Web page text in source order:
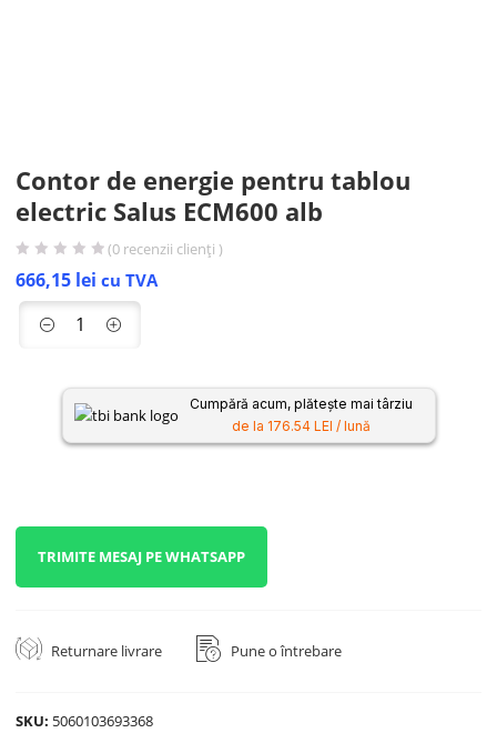
Contor de energie pentru tablou
electric Salus ECM600 alb
(0 recenzii clienți )
666,15 lei cu TVA
Cumpără acum, plătește mai târziu
de la 176.54 LEI / lună
TRIMITE MESAJ PE WHATSAPP
Returnare livrare Pune o întrebare
SKU: 5060103693368